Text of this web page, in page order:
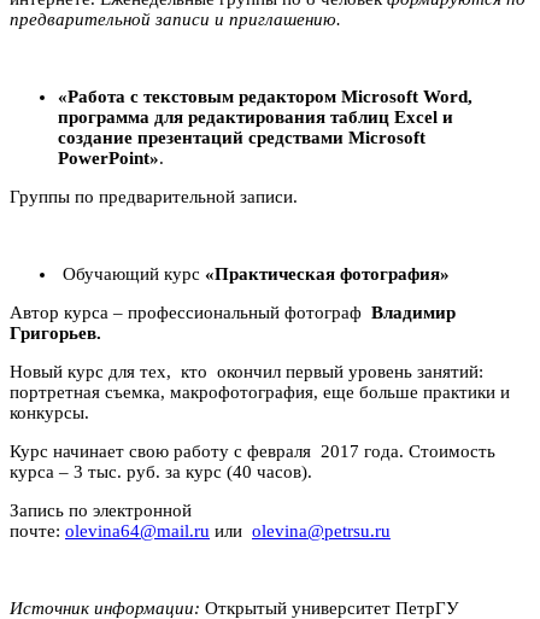
предварительной записи и приглашению.
«Работа с текстовым редактором Microsoft Word,
программа для редактирования таблиц Excel и
создание презентаций средствами Microsoft
PowerPoint».
Группы по предварительной записи.
Обучающий курс «Практическая фотография»
Автор курса – профессиональный фотограф Владимир
Григорьев.
Новый курс для тех, кто окончил первый уровень занятий:
портретная съемка, макрофотография, еще больше практики и
конкурсы.
Курс начинает свою работу с февраля 2017 года. Стоимость
курса – 3 тыс. руб. за курс (40 часов).
Запись по электронной
почте: olevina64@mail.ru или olevina@petrsu.ru
Источник информации: Открытый университет ПетрГУ